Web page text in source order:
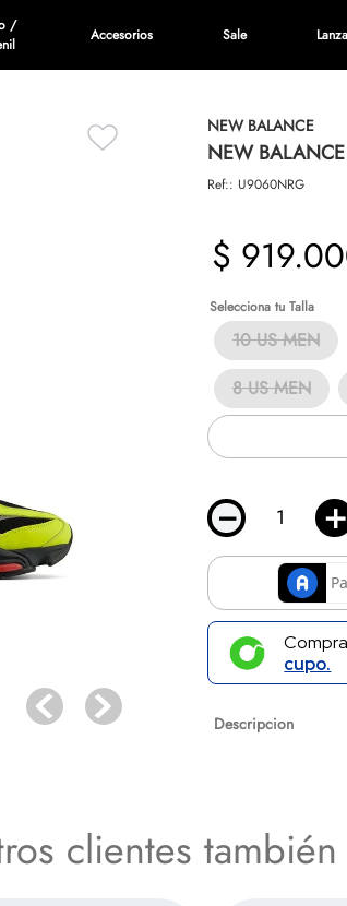
/
Accesorios Sale
NEW BALANCE
NEW
Ref:: U9060NRG
$ 919.
Talla
10 US MEN
8 US MEN
－
cupo.
Descripcion
Especificaciones
clientes